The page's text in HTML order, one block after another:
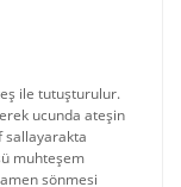
ile tutuşturulur.
ucunda ateşin
sallayarakta
muhteşem
sönmesi